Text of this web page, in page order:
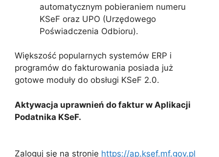
automatycznym pobieraniem numeru
KSeF oraz UPO (Urzędowego
Poświadczenia Odbioru).
Większość popularnych systemów ERP i
programów do fakturowania posiada już
gotowe moduły do obsługi KSeF 2.0.
Aktywacja uprawnień do faktur w Aplikacji
Podatnika KSeF.
Zaloguj się na stronie https://ap.ksef.mf.gov.pl